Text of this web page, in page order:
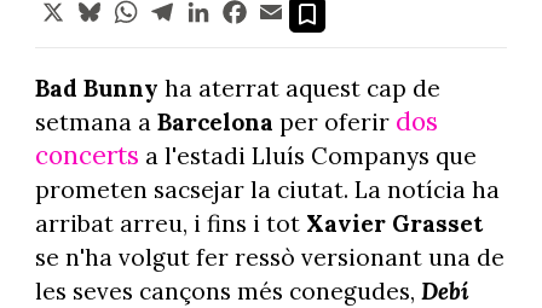
X BlueskyWhatsApp
TelegramLinkedInFacebook
Email
Bad Bunny ha aterrat aquest cap de
setmana a Barcelona per oferir dos
concerts a l'estadi Lluís Companys que
prometen sacsejar la ciutat. La notícia ha
arribat arreu, i fins i tot Xavier Grasset
se n'ha volgut fer ressò versionant una de
les seves cançons més conegudes, Debí